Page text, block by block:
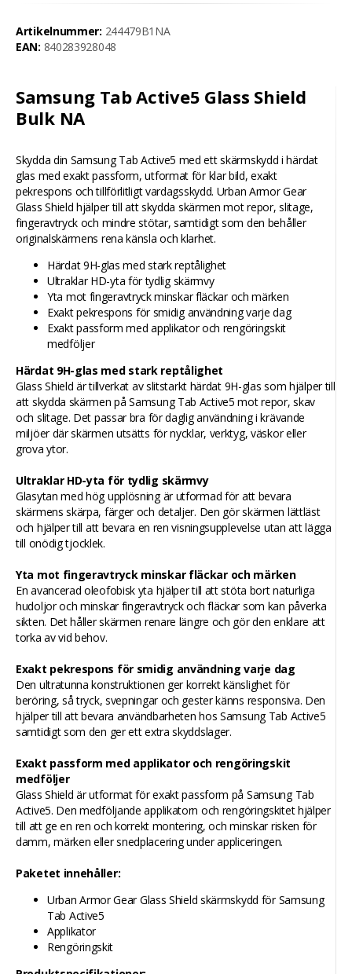
Samsung Tab Active5 Glass Shield
Bulk NA
Skydda din Samsung Tab Active5 med ett skärmskydd i härdat
glas med exakt passform, utformat för klar bild, exakt
pekrespons och tillförlitligt vardagsskydd. Urban Armor Gear
Glass Shield hjälper till att skydda skärmen mot repor, slitage,
fingeravtryck och mindre stötar, samtidigt som den behåller
originalskärmens rena känsla och klarhet.
Härdat 9H-glas med stark reptålighet
Ultraklar HD-yta för tydlig skärmvy
Yta mot fingeravtryck minskar fläckar och märken
Exakt pekrespons för smidig användning varje dag
Exakt passform med applikator och rengöringskit
medföljer
Härdat 9H-glas med stark reptålighet
Glass Shield är tillverkat av slitstarkt härdat 9H-glas som hjälper till
att skydda skärmen på Samsung Tab Active5 mot repor, skav
och slitage. Det passar bra för daglig användning i krävande
miljöer där skärmen utsätts för nycklar, verktyg, väskor eller
grova ytor.
Ultraklar HD-yta för tydlig skärmvy
Glasytan med hög upplösning är utformad för att bevara
skärmens skärpa, färger och detaljer. Den gör skärmen lättläst
och hjälper till att bevara en ren visningsupplevelse utan att lägga
till onödig tjocklek.
Yta mot fingeravtryck minskar fläckar och märken
En avancerad oleofobisk yta hjälper till att stöta bort naturliga
hudoljor och minskar fingeravtryck och fläckar som kan påverka
sikten. Det håller skärmen renare längre och gör den enklare att
torka av vid behov.
Exakt pekrespons för smidig användning varje dag
Den ultratunna konstruktionen ger korrekt känslighet för
beröring, så tryck, svepningar och gester känns responsiva. Den
hjälper till att bevara användbarheten hos Samsung Tab Active5
samtidigt som den ger ett extra skyddslager.
Exakt passform med applikator och rengöringskit
medföljer
Glass Shield är utformat för exakt passform på Samsung Tab
Active5. Den medföljande applikatorn och rengöringskitet hjälper
till att ge en ren och korrekt montering, och minskar risken för
damm, märken eller snedplacering under appliceringen.
Paketet innehåller:
Urban Armor Gear Glass Shield skärmskydd för Samsung
Tab Active5
Applikator
Rengöringskit
Artikelnummer: 244479B1NA
EAN: 840283928048